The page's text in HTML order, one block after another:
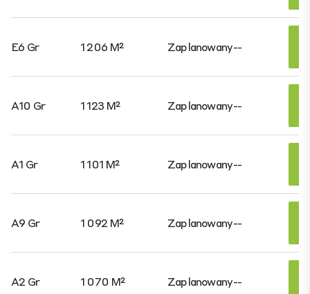
E6 Gr 1 206 M² Zaplanowany--
A10 Gr 1 123 M² Zaplanowany--
A1 Gr 1 101 M² Zaplanowany--
A9 Gr 1 092 M² Zaplanowany--
A2 Gr 1 070 M² Zaplanowany--